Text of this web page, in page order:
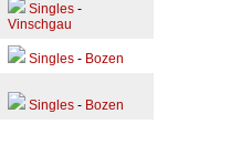
Singles -
Vinschgau
Singles - Bozen
Singles - Bozen